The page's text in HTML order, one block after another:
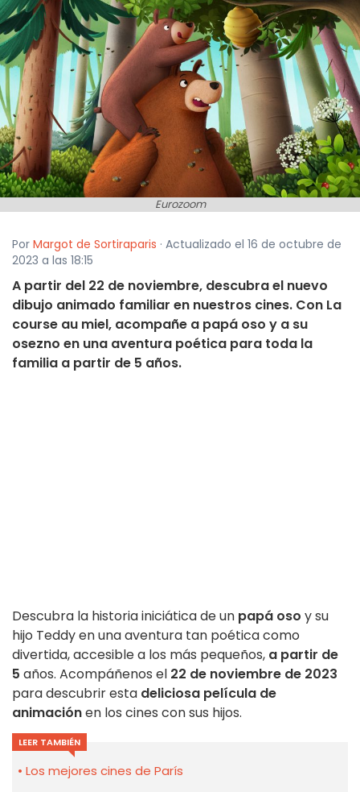
Eurozoom
Por Margot de Sortiraparis · Actualizado el 16 de octubre de
2023 a las 18:15
A partir del 22 de noviembre, descubra el nuevo
dibujo animado familiar en nuestros cines. Con La
course au miel, acompañe a papá oso y a su
osezno en una aventura poética para toda la
familia a partir de 5 años.
Descubra la historia iniciática de un papá oso y su
hijo Teddy en una aventura tan poética como
divertida, accesible a los más pequeños, a partir de
5 años. Acompáñenos el 22 de noviembre de 2023
para descubrir esta deliciosa película de
animaciónen los cines con sus hijos.
LEER TAMBIÉN
Los mejores cines de París